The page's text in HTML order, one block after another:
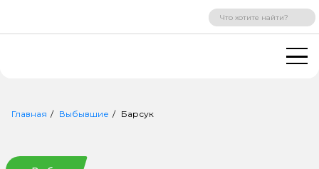
ВХОД РЕГИСТРАЦИЯ
Главная Выбывшие Барсук